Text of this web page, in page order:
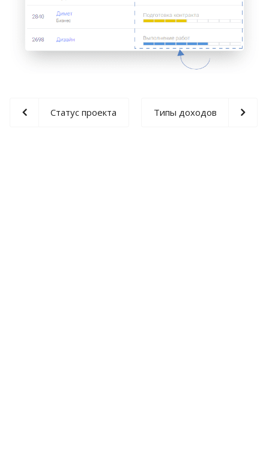
Статус проекта Типы доходов